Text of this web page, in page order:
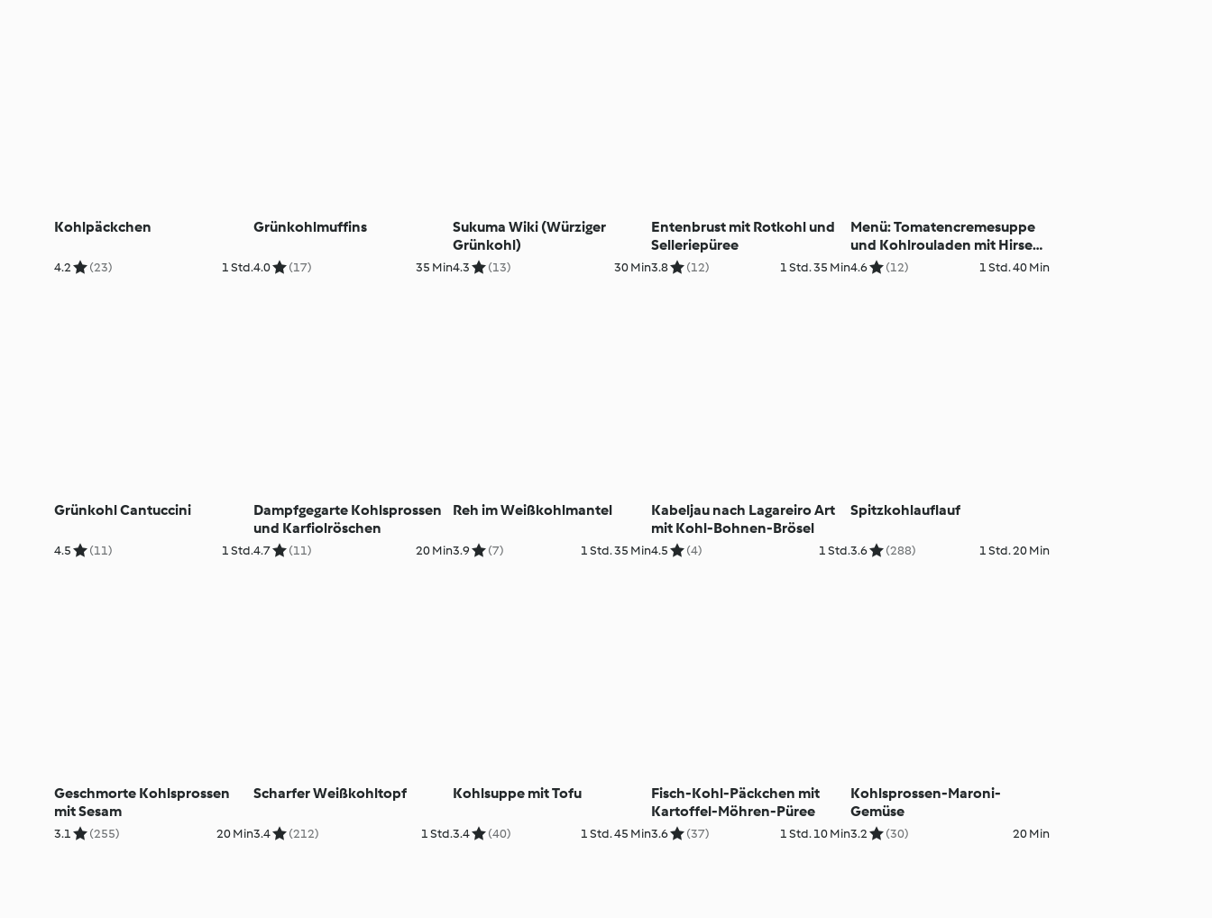
Kohlpäckchen
4.2 (23) 1 Std.
Grünkohlmuffins
4.0 (17) 35 Min
Sukuma Wiki (Würziger
Grünkohl)
4.3 (13) 30 Min
Entenbrust mit Rotkohl und
Selleriepüree
3.8 (12) 1 Std. 35 Min
Menü: Tomatencremesuppe
und Kohlrouladen mit Hirse
und Champignonsauce
4.6 (12) 1 Std. 40 Min
Grünkohl Cantuccini
4.5 (11) 1 Std.
Dampfgegarte Kohlsprossen
und Karfiolröschen
4.7 (11) 20 Min
Reh im Weißkohlmantel
3.9 (7) 1 Std. 35 Min
Kabeljau nach Lagareiro Art
mit Kohl-Bohnen-Brösel
4.5 (4) 1 Std.
Spitzkohlauflauf
3.6 (288) 1 Std. 20 Min
Geschmorte Kohlsprossen
mit Sesam
3.1 (255) 20 Min
Scharfer Weißkohltopf
3.4 (212) 1 Std.
Kohlsuppe mit Tofu
3.4 (40) 1 Std. 45 Min
Fisch-Kohl-Päckchen mit
Kartoffel-Möhren-Püree
3.6 (37) 1 Std. 10 Min
Kohlsprossen-Maroni-
Gemüse
3.2 (30) 20 Min